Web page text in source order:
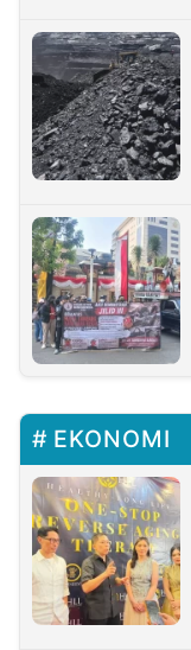
EKONOMI